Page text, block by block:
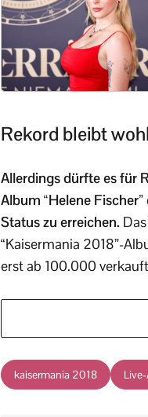
Rekord bleibt
Allerdings dürfte es für
Album “Helene
Status zu erreichen.
“Kaisermania 2018”-
erst ab 100.000
kaisermania 2018